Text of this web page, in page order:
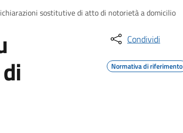
sostitutive di atto di notorietà a domicilio
Condividi
Normativa di riferimento